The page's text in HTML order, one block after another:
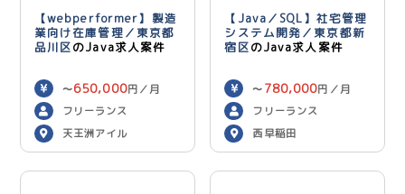
【webperformer】製造
業向け在庫管理／東京都
品川区のJava求人案件
〜650,000円／月
フリーランス
天王洲アイル
【Java／SQL】社宅管理
システム開発／東京都新
宿区のJava求人案件
〜 780,000円／月
フリーランス
西早稲田